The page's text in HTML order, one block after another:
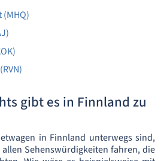
gibt es in Finnland zu
in Finnland unterwegs sind,
Sehenswürdigkeiten fahren, die